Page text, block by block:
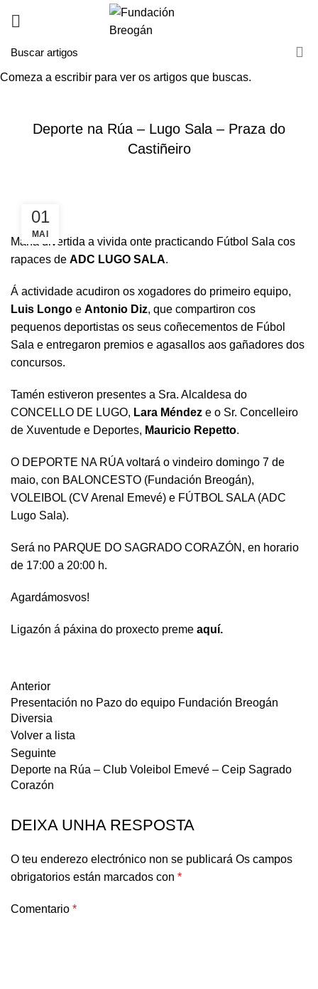
HOME NOVAS
Deporte na Rúa – Lugo Sala – Praza do
Castiñeiro
01
MAI
Mañá divertida a vivida onte practicando Fútbol Sala cos
rapaces de ADC LUGO SALA.
Á actividade acudiron os xogadores do primeiro equipo,
Luis Longo e Antonio Diz, que compartiron cos
pequenos deportistas os seus coñecementos de Fúbol
Sala e entregaron premios e agasallos aos gañadores dos
concursos.
Tamén estiveron presentes a Sra. Alcaldesa do
CONCELLO DE LUGO, Lara Méndez e o Sr. Concelleiro
de Xuventude e Deportes, Mauricio Repetto.
O DEPORTE NA RÚA voltará o vindeiro domingo 7 de
maio, con BALONCESTO (Fundación Breogán),
VOLEIBOL (CV Arenal Emevé) e FÚTBOL SALA (ADC
Lugo Sala).
Será no PARQUE DO SAGRADO CORAZÓN, en horario
de 17:00 a 20:00 h.
Agardámosvos!
Ligazón á páxina do proxecto preme aquí.
Anterior
Presentación no Pazo do equipo Fundación Breogán
Diversia
Volver a lista
Seguinte
Deporte na Rúa – Club Voleibol Emevé – Ceip Sagrado
Corazón
DEIXA UNHA RESPOSTA
O teu enderezo electrónico non se publicará Os campos
obrigatorios están marcados con *
Comentario *
Comeza a escribir para ver os artigos que buscas.